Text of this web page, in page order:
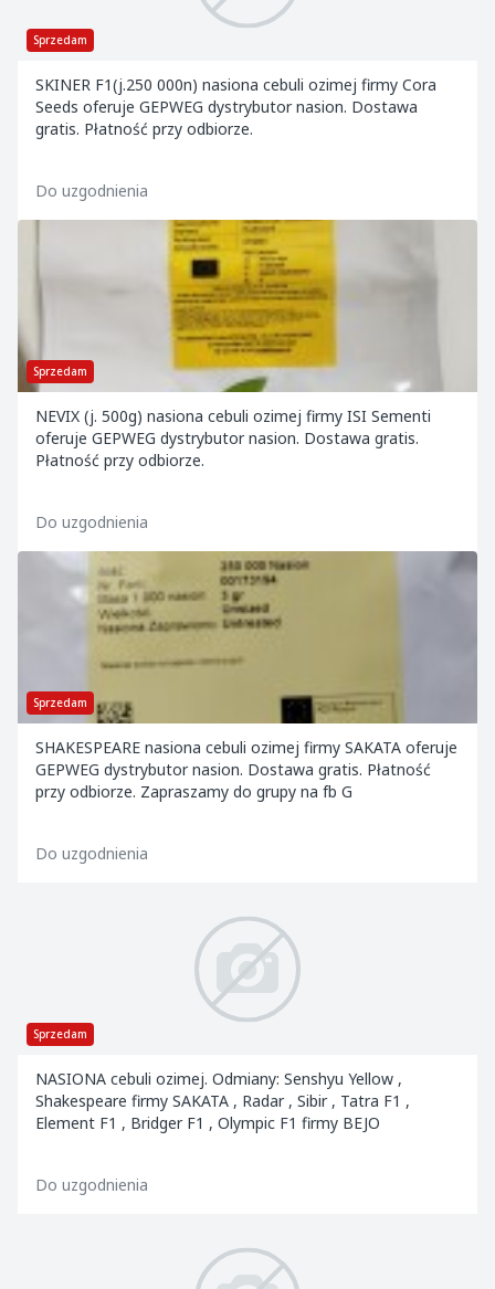
Sprzedam
SKINER F1(j.250 000n) nasiona cebuli ozimej firmy Cora
Seeds oferuje GEPWEG dystrybutor nasion. Dostawa
gratis. Płatność przy odbiorze.
Do uzgodnienia
Sprzedam
NEVIX (j. 500g) nasiona cebuli ozimej firmy ISI Sementi
oferuje GEPWEG dystrybutor nasion. Dostawa gratis.
Płatność przy odbiorze.
Do uzgodnienia
Sprzedam
SHAKESPEARE nasiona cebuli ozimej firmy SAKATA oferuje
GEPWEG dystrybutor nasion. Dostawa gratis. Płatność
przy odbiorze. Zapraszamy do grupy na fb G
Do uzgodnienia
Sprzedam
NASIONA cebuli ozimej. Odmiany: Senshyu Yellow ,
Shakespeare firmy SAKATA , Radar , Sibir , Tatra F1 ,
Element F1 , Bridger F1 , Olympic F1 firmy BEJO
Do uzgodnienia